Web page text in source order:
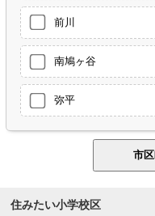
前川
南鳩ヶ谷
弥平
住みたい小学校区